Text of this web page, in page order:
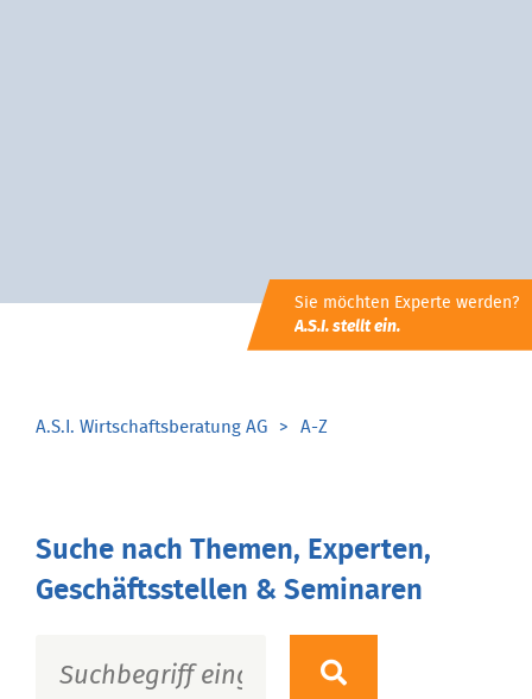
Sie möchten Experte werden?
A.S.I. stellt ein.
A.S.I. Wirtschaftsberatung AG A-Z
Suche nach Themen, Experten,
Geschäftsstellen & Seminaren